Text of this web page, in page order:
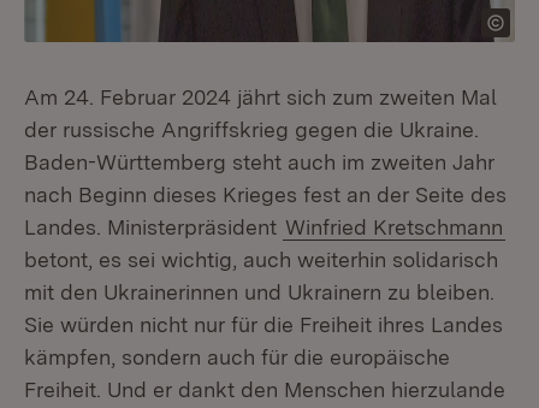
Am 24. Februar 2024 jährt sich zum zweiten Mal
der russische Angriffskrieg gegen die Ukraine.
Baden-Württemberg steht auch im zweiten Jahr
nach Beginn dieses Krieges fest an der Seite des
Landes. Ministerpräsident Winfried Kretschmann
betont, es sei wichtig, auch weiterhin solidarisch
mit den Ukrainerinnen und Ukrainern zu bleiben.
Sie würden nicht nur für die Freiheit ihres Landes
kämpfen, sondern auch für die europäische
Freiheit. Und er dankt den Menschen hierzulande